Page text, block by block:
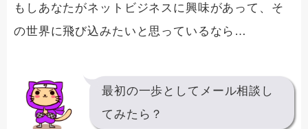
もしあなたがネットビジネスに興味があって、そ
の世界に飛び込みたいと思っているなら…
最初の一歩としてメール相談し
てみたら？